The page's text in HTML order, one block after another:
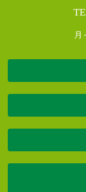
月